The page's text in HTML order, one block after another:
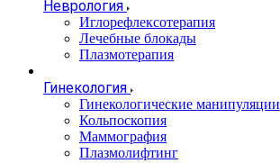
Неврология
Иглорефлексотерапия
Лечебные блокады
Плазмотерапия
Гинекология
Гинекологические манипуляции
Кольпоскопия
Маммография
Плазмолифтинг